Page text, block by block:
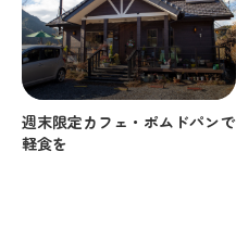
週末限定カフェ・ポムドパンで
軽食を